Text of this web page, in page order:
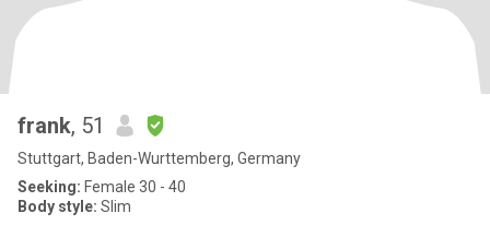
frank, 51
Stuttgart, Baden-Wurttemberg, Germany
Seeking: Female 30 - 40
Body style: Slim